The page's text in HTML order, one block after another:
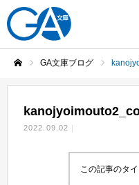
GA文庫ブログ
2022.09.02
この記事のタ